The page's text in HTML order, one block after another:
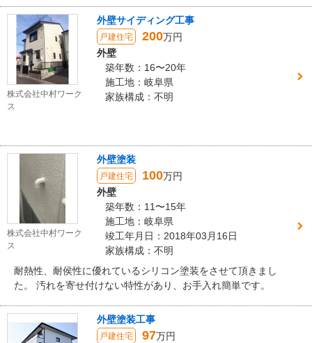
株式会社中村ワーク
ス
外壁サイディング工事
戸建住宅 200万円
外壁
築年数：16〜20年
施工地：岐阜県
家族構成：不明
株式会社中村ワーク
ス
外壁塗装
戸建住宅 100万円
外壁
築年数：11〜15年
施工地：岐阜県
竣工年月日：2018年03月16日
家族構成：不明
耐熱性、耐侯性に優れているシリコン塗装をさせて頂きまし
た。 汚れを寄せ付けない特性があり、お手入れ簡単です。
外壁塗装工事
戸建住宅 97万円